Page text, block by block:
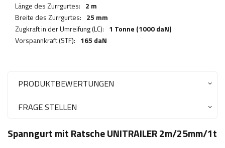
Länge des Zurrgurtes: 2 m
Breite des Zurrgurtes: 25 mm
Zugkraft in der Umreifung (LC): 1 Tonne (1000 daN)
Vorspannkraft (STF): 165 daN
PRODUKTBEWERTUNGEN
FRAGE STELLEN
Spanngurt mit Ratsche UNITRAILER 2m/25mm/1t